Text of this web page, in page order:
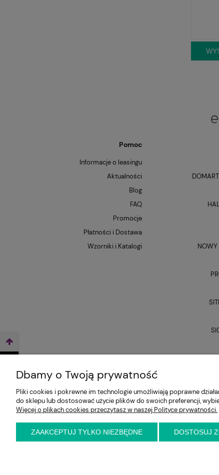
Pomoc
Informacje o leasingu
Aktualności
Blog
FAQ
Promocje
Płatności i Dostawa
Wzorniki i Katalogi
E-KRZESŁO Biuro handlowe (bez ekspozycji). Prosimy o
Dbamy o Twoją prywatność
Pliki cookies i pokrewne im technologie umożliwiają poprawne
do sklepu lub dostosować użycie plików do swoich preferencji,
Więcej o plikach cookies przeczytasz w naszej Polityce prywatności.
ZAAKCEPTUJ TYLKO NIEZBĘDNE DOSTOSUJ